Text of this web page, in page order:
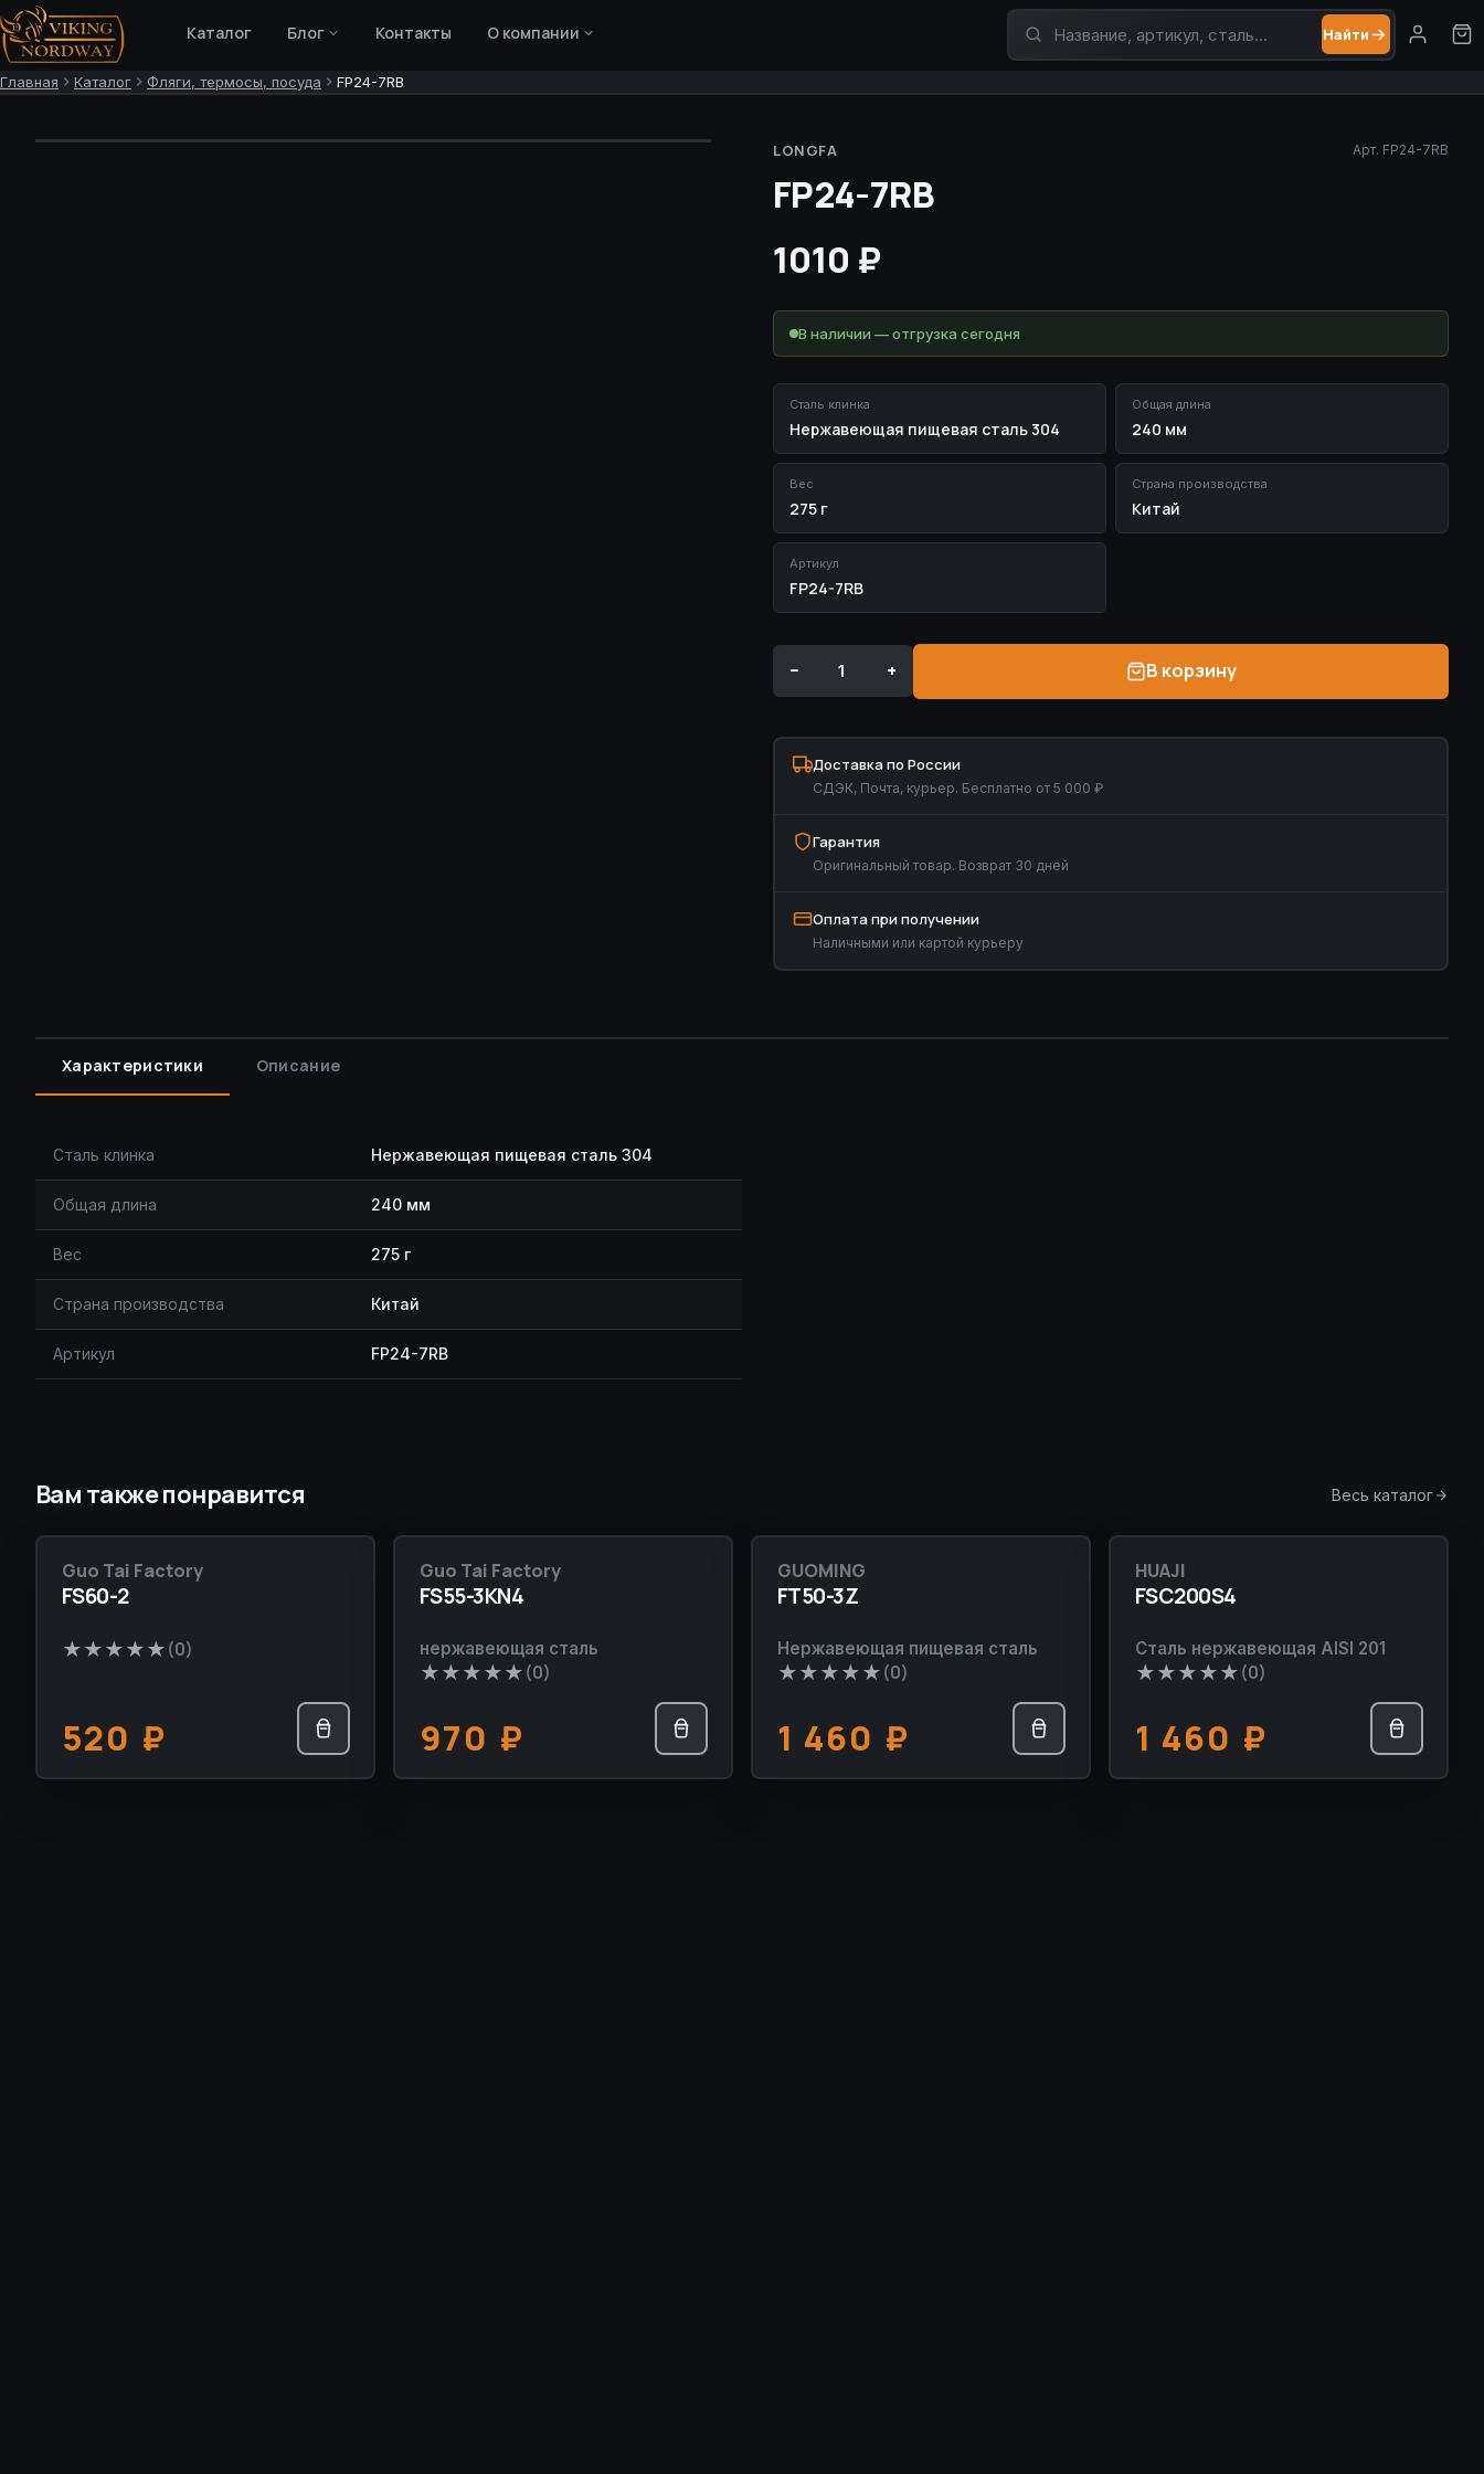
Каталог Блог Контакты О компании
Поиск по товарам
Найти
Главная Каталог Фляги, термосы, посуда FP24-7RB
LONGFA Арт. FP24-7RB
FP24-7RB
1010 ₽
В наличии — отгрузка сегодня
Сталь клинка
Нержавеющая пищевая сталь 304
Общая длина
240 мм
Вес
275 г
Страна производства
Китай
Артикул
FP24-7RB
− + В корзину
Доставка по России
СДЭК, Почта, курьер. Бесплатно от 5 000 ₽
Гарантия
Оригинальный товар. Возврат 30 дней
Оплата при получении
Наличными или картой курьеру
Характеристики Описание
Сталь клинка Нержавеющая пищевая сталь 304
Общая длина 240 мм
Вес 275 г
Страна производства Китай
Артикул FP24-7RB
Вам также понравится Весь каталог
НОВИНКА
Guo Tai Factory
FS60-2
★★★★★(0)
520 ₽
НОВИНКА
Guo Tai Factory
FS55-3KN4
нержавеющая сталь
★★★★★(0)
970 ₽
НОВИНКА
GUOMING
FT50-3Z
Нержавеющая пищевая сталь
★★★★★(0)
1 460 ₽
НОВИНКА
HUAJI
FSC200S4
Сталь нержавеющая AISI 201
★★★★★(0)
1 460 ₽